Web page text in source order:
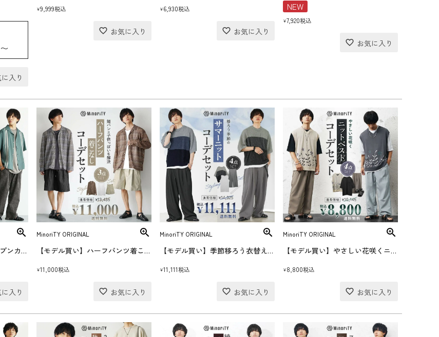
〜
¥9,999税込 ¥6,930税込 NEW
¥7,920税込
【モデル買い】爽やかオープンカラーシャツコーデセット(送料無料)
MinoriTY ORIGINAL
【モデル買い】ハーフパンツ着こなしコーデセット(送料無料)
¥11,000税込
MinoriTY ORIGINAL
【モデル買い】季節移ろう衣替えサマーニットコーデセット(送料無料)
¥11,111税込
MinoriTY ORIGINAL
【モデル買い】やさしい花咲くニットベストコーデセット(送料無料)
¥8,800税込